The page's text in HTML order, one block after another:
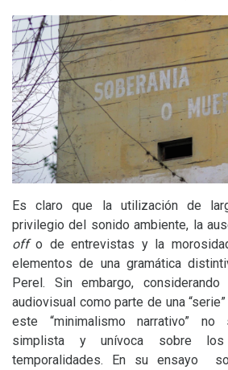
Es claro que la utilización de
privilegio del sonido ambiente, la
offo de entrevistas y la
elementos de una gramática
Perel. Sin embargo,
audiovisual como parte de una
este “minimalismo narrativo” no
simplista y unívoca sobre
temporalidades. En su ensayo